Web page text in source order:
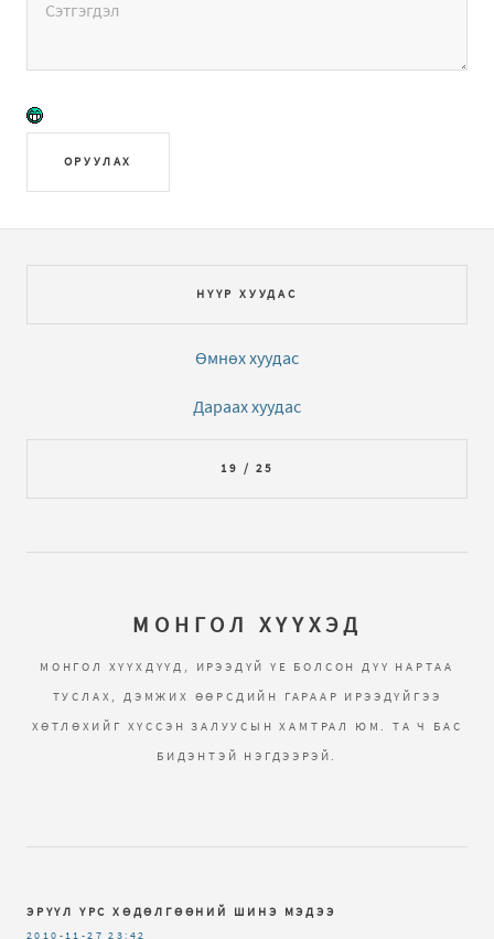
ОРУУЛАХ
НҮҮР ХУУДАС
Өмнөх хуудас
Дараах хуудас
19 / 25
МОНГОЛ ХҮҮХЭД
МОНГОЛ ХҮҮХДҮҮД, ИРЭЭДҮЙ ҮЕ БОЛСОН ДҮҮ НАРТАА
ТУСЛАХ, ДЭМЖИХ ӨӨРСДИЙН ГАРААР ИРЭЭДҮЙГЭЭ
ХӨТЛӨХИЙГ ХҮССЭН ЗАЛУУСЫН ХАМТРАЛ ЮМ. ТА Ч БАС
БИДЭНТЭЙ НЭГДЭЭРЭЙ.
ЭРҮҮЛ ҮРС ХӨДӨЛГӨӨНИЙ ШИНЭ МЭДЭЭ
2010-11-27 23:42